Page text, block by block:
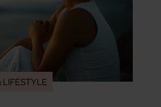
LIFESTYLE